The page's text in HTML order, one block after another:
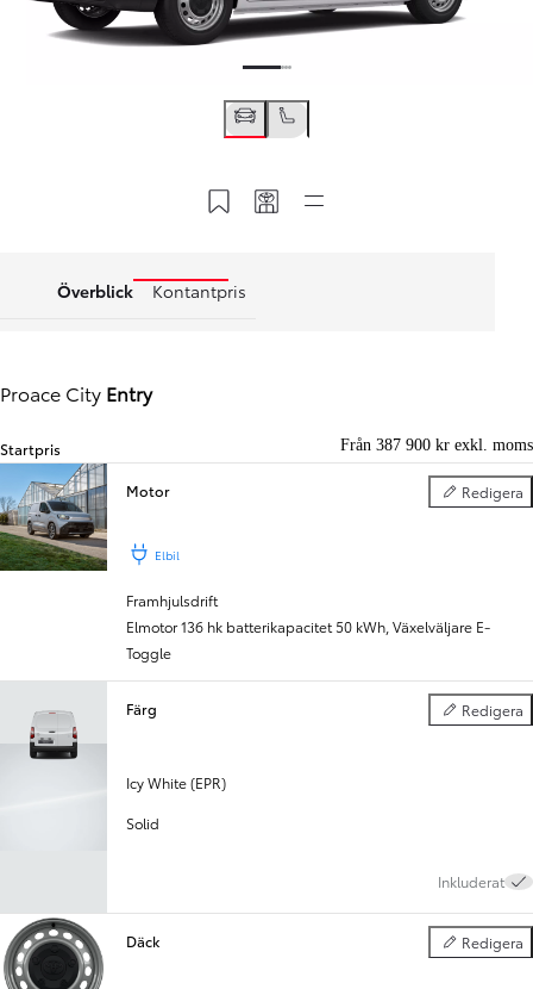
Föregående Nästa
Spara till MyToyota
Dela min kod
Överblick Kontantpris
Proace City Entry
Startpris Från 387 900 kr exkl. moms
Motor Redigera
Motor
Elbil
Framhjulsdrift
Elmotor 136 hk batterikapacitet 50 kWh, Växelväljare E-
Toggle
Färg Redigera
Färg
Icy White (EPR)
Solid
Inkluderat
Däck Redigera
Däck